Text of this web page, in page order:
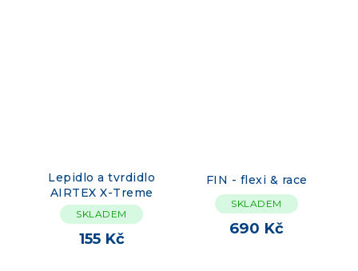
Lepidlo a tvrdidlo
AIRTEX X-Treme
SKLADEM
155 Kč
FIN - flexi & race
SKLADEM
690 Kč